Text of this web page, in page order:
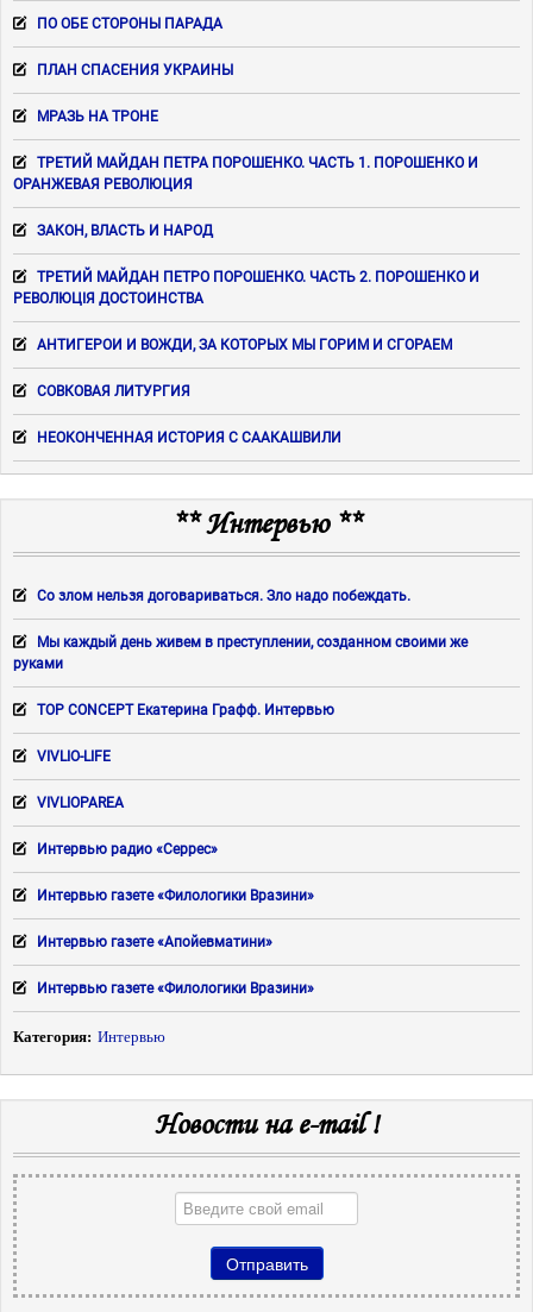
ПО ОБЕ СТОРОНЫ ПАРАДА
ПЛАН СПАСЕНИЯ УКРАИНЫ
МРАЗЬ НА ТРОНЕ
ТРЕТИЙ МАЙДАН ПЕТРА ПОРОШЕНКО. ЧАСТЬ 1. ПОРОШЕНКО И
ОРАНЖЕВАЯ РЕВОЛЮЦИЯ
ЗАКОН, ВЛАСТЬ И НАРОД
ТРЕТИЙ МАЙДАН ПЕТРО ПОРОШЕНКО. ЧАСТЬ 2. ПОРОШЕНКО И
РЕВОЛЮЦІЯ ДОСТОИНСТВА
АНТИГЕРОИ И ВОЖДИ, ЗА КОТОРЫХ МЫ ГОРИМ И СГОРАЕМ
СОВКОВАЯ ЛИТУРГИЯ
НЕОКОНЧЕННАЯ ИСТОРИЯ С СААКАШВИЛИ
** Интервью **
Со злом нельзя договариваться. Зло надо побеждать.
Мы каждый день живем в преступлении, созданном своими же
руками
TOP CONCEPT Екатерина Графф. Интервью
VIVLIO-LIFE
VIVLIOPAREA
Интервью радио «Серрес»
Интервью газете «Филологики Вразини»
Интервью газете «Апойевматини»
Интервью газете «Филологики Вразини»
Категория: Интервью
Новости на e-mail !